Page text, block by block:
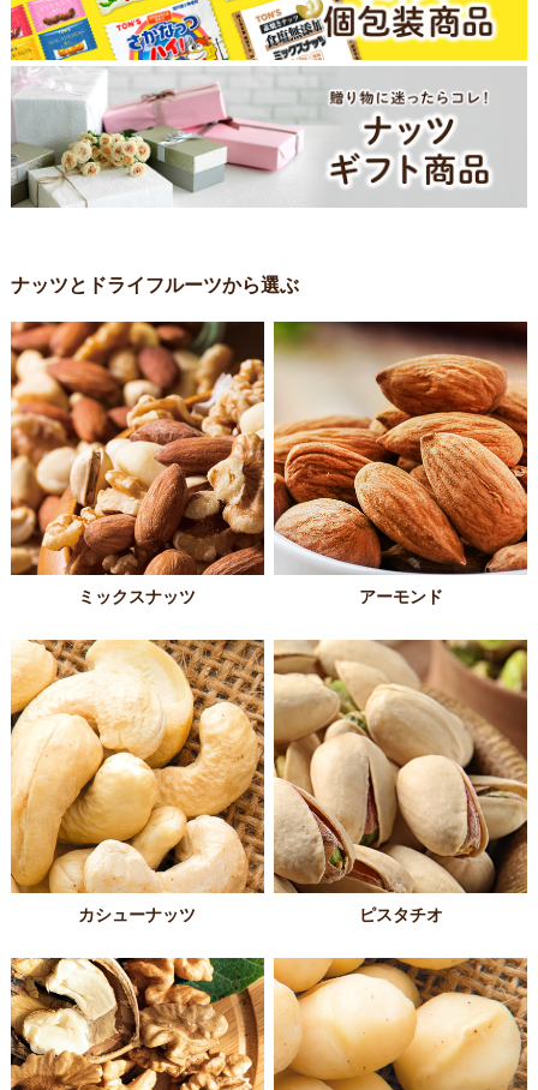
ナッツとドライフルーツから選ぶ
ミックスナッツ アーモンド
カシューナッツ ピスタチオ